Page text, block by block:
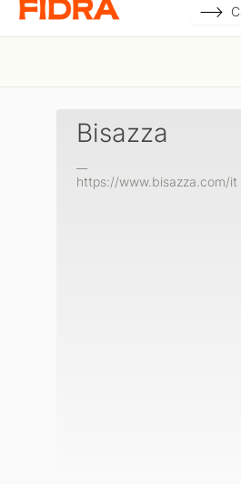
Bisazza
https://www.bisazza.com/it